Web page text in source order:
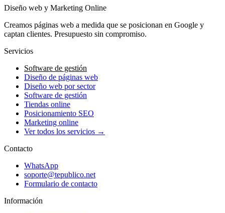
Diseño web y Marketing Online
Creamos páginas web a medida que se posicionan en Google y
captan clientes. Presupuesto sin compromiso.
Servicios
Software de gestión
Diseño de páginas web
Diseño web por sector
Software de gestión
Tiendas online
Posicionamiento SEO
Marketing online
Ver todos los servicios →
Contacto
WhatsApp
soporte@tepublico.net
Formulario de contacto
Información